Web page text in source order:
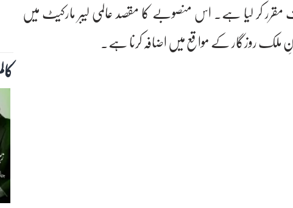
مقرر کر لیا ہے۔ اس منصوبے کا مقصد عالمی لیبر مارکیٹ میں
ملک روزگار کے مواقع میں اضافہ کرنا ہے۔